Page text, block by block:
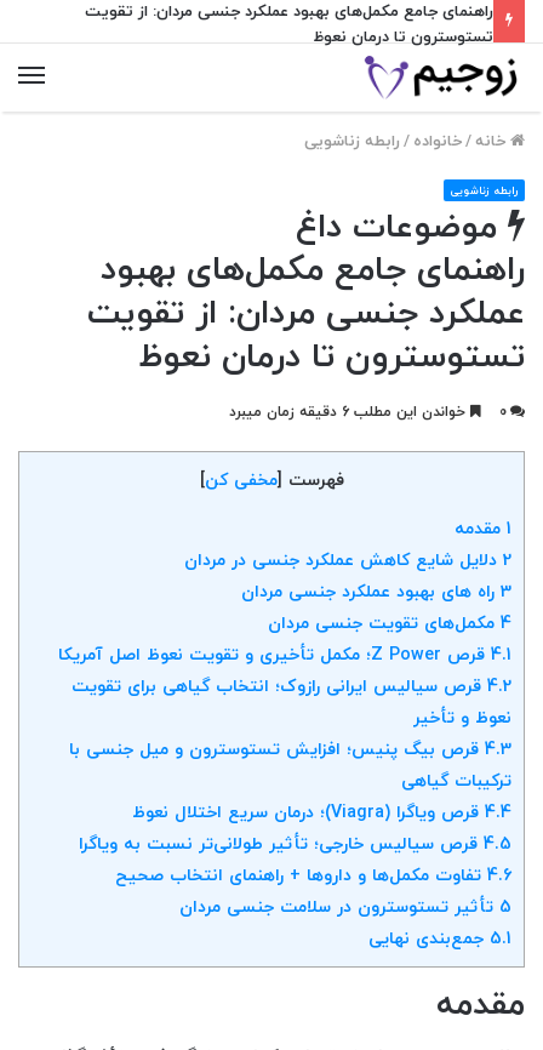
راهنمای جامع مکمل‌های بهبود عملکرد جنسی مردان: از تقویت
تستوسترون تا درمان نعوظ
خانه /خانواده / رابطه زناشویی
رابطه زناشویی
موضوعات داغ
راهنمای جامع مکمل‌های بهبود
عملکرد جنسی مردان: از تقویت
تستوسترون تا درمان نعوظ
0 خواندن این مطلب 6 دقیقه زمان میبرد
فهرست [مخفی کن]
1 مقدمه
2 دلایل شایع کاهش عملکرد جنسی در مردان
3 راه های بهبود عملکرد جنسی مردان
4 مکمل‌های تقویت جنسی مردان
4.1 قرص Z Power؛ مکمل تأخیری و تقویت نعوظ اصل آمریکا
4.2 قرص سیالیس ایرانی رازوک؛ انتخاب گیاهی برای تقویت
نعوظ و تأخیر
4.3 قرص بیگ پنیس؛ افزایش تستوسترون و میل جنسی با
ترکیبات گیاهی
4.4 قرص ویاگرا (Viagra)؛ درمان سریع اختلال نعوظ
4.5 قرص سیالیس خارجی؛ تأثیر طولانی‌تر نسبت به ویاگرا
4.6 تفاوت مکمل‌ها و داروها + راهنمای انتخاب صحیح
5 تأثیر تستوسترون در سلامت جنسی مردان
5.1 جمع‌بندی نهایی
مقدمه